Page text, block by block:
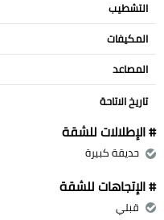
التشطيب
المكيفات
المصاعد
تاريخ الاتاحة
# الإطلالات للشقة
حديقة كبيرة
# الإتجاهات للشقة
قبلي